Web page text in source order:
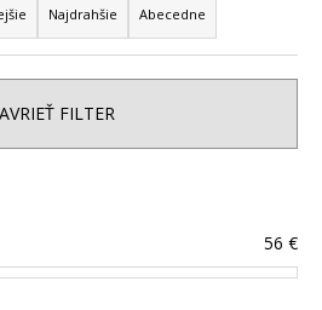
Najdrahšie Abecedne
FILTER
56 €